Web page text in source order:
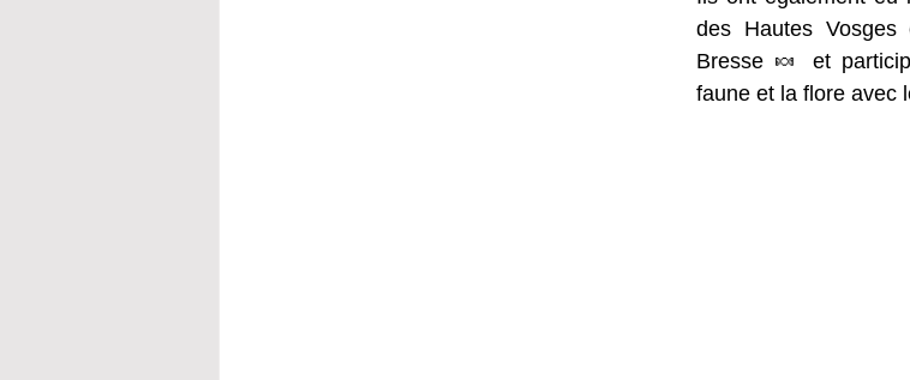
des Hautes
Bresse 🍬 et
faune et la flore avec